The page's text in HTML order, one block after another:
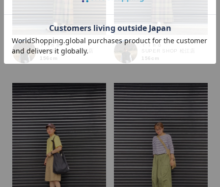
商品タイプ
通常商品 予約商品
セール価格 WEB限定
在庫
ｒｉｎｏ
SUPER SHOP 松江店
156cm
ｒｉｎｏ
SUPER SHOP 松江店
156cm